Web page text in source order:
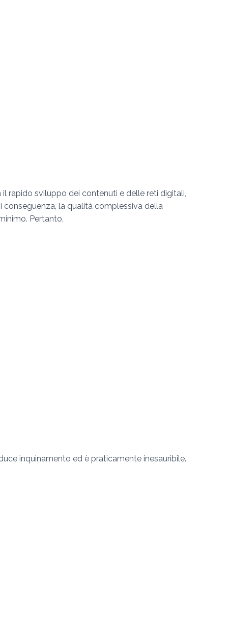
rapido sviluppo dei contenuti e delle reti digitali,
conseguenza, la qualità complessiva della
Pertanto,
inquinamento ed è praticamente inesauribile.